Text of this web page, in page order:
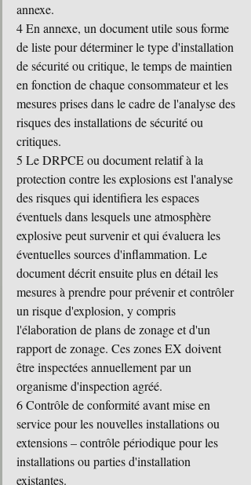
annexe.
4 En annexe, un document utile sous forme
de liste pour déterminer le type d'installation
de sécurité ou critique, le temps de maintien
en fonction de chaque consommateur et les
mesures prises dans le cadre de l'analyse des
risques des installations de sécurité ou
critiques.
5 Le DRPCE ou document relatif à la
protection contre les explosions est l'analyse
des risques qui identifiera les espaces
éventuels dans lesquels une atmosphère
explosive peut survenir et qui évaluera les
éventuelles sources d'inflammation. Le
document décrit ensuite plus en détail les
mesures à prendre pour prévenir et contrôler
un risque d'explosion, y compris
l'élaboration de plans de zonage et d'un
rapport de zonage. Ces zones EX doivent
être inspectées annuellement par un
organisme d'inspection agréé.
6 Contrôle de conformité avant mise en
service pour les nouvelles installations ou
extensions – contrôle périodique pour les
installations ou parties d'installation
existantes.